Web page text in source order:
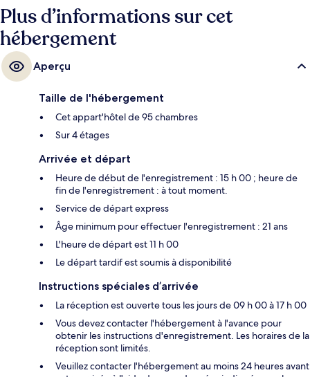
Plus d’informations sur cet
hébergement
Aperçu
Taille de l'hébergement
Cet appart'hôtel de 95 chambres
Sur 4 étages
Arrivée et départ
Heure de début de l'enregistrement : 15 h 00 ; heure de
fin de l'enregistrement : à tout moment.
Service de départ express
Âge minimum pour effectuer l'enregistrement : 21 ans
L'heure de départ est 11 h 00
Le départ tardif est soumis à disponibilité
Instructions spéciales d’arrivée
La réception est ouverte tous les jours de 09 h 00 à 17 h 00
Vous devez contacter l'hébergement à l'avance pour
obtenir les instructions d'enregistrement. Les horaires de la
réception sont limités.
Veuillez contacter l'hébergement au moins 24 heures avant